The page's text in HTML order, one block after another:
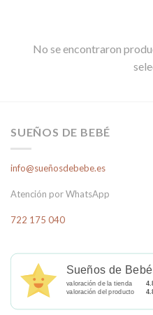
No se encontraron
SUEÑOS DE BEBÉ
info@sueñosdebebe.es
Atención por WhatsApp
722 175 040
Sueños de Bebé
valoración de la tienda
valoración del producto